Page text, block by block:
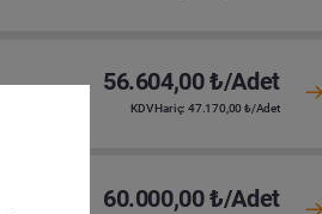
56.604,00 ₺/Adet
KDV Hariç: 47.170,00 ₺/Adet
60.000,00 ₺/Adet